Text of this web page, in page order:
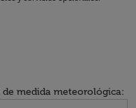
de medida meteorológica: